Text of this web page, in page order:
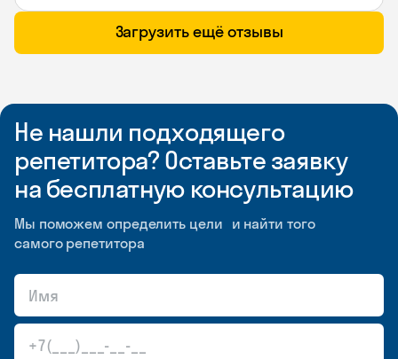
Загрузить ещё отзывы
Не нашли подходящего
репетитора? Оставьте заявку
на бесплатную консультацию
Мы поможем определить цели и найти того
самого репетитора